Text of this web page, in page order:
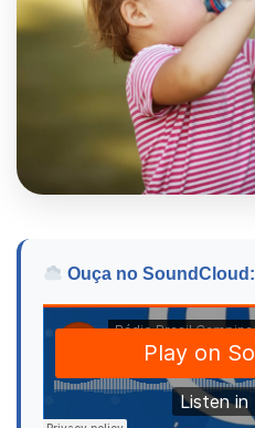
Ouça no SoundCloud: